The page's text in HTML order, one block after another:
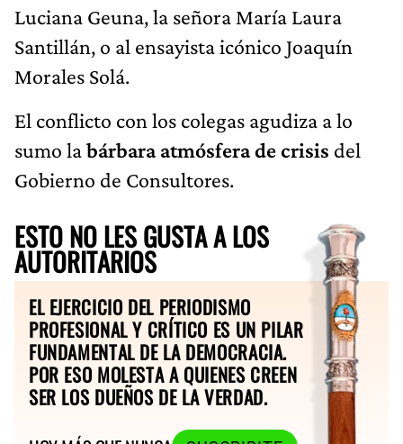
Luciana Geuna, la señora María Laura
Santillán, o al ensayista icónico Joaquín
Morales Solá.
El conflicto con los colegas agudiza a lo
sumo labárbara atmósfera de crisis del
Gobierno de Consultores.
ESTO NO LES GUSTA A LOS
AUTORITARIOS
EL EJERCICIO DEL PERIODISMO
PROFESIONAL Y CRÍTICO ES UN PILAR
FUNDAMENTAL DE LA DEMOCRACIA.
POR ESO MOLESTA A QUIENES CREEN
SER LOS DUEÑOS DE LA VERDAD.